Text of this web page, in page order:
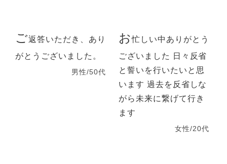
ご返答いただき、あり
がとうございました。
男性/50代
お忙しい中ありがとう
ございました 日々反省
と誓いを行いたいと思
います 過去を反省しな
がら未来に繋げて行き
ます
女性/20代